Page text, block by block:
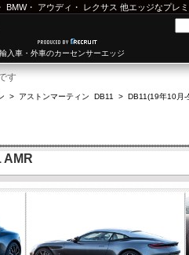
BMW・ アウディ ・ レクサス 他エッジなプレ
入車・外車のカーセンサーエッジ
す
> アストンマーティン DB11 > DB11(19年10月-
AMR